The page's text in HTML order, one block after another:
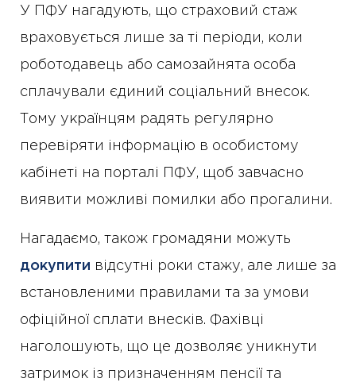
У ПФУ нагадують, що страховий стаж
враховується лише за ті періоди, коли
роботодавець або самозайнята особа
сплачували єдиний соціальний внесок.
Тому українцям радять регулярно
перевіряти інформацію в особистому
кабінеті на порталі ПФУ, щоб завчасно
виявити можливі помилки або прогалини.
Нагадаємо, також громадяни можуть
докупити відсутні роки стажу, але лише за
встановленими правилами та за умови
офіційної сплати внесків. Фахівці
наголошують, що це дозволяє уникнути
затримок із призначенням пенсії та